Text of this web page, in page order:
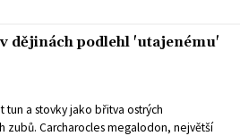
dějinách podlehl 'utajenému'
tun a stovky jako břitva ostrých
zubů. Carcharocles megalodon, největší